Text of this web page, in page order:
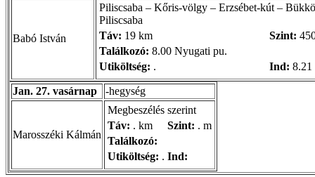
Babó István
Piliscsaba – Kőris-völgy – Erzsébet-kút –
Piliscsaba
Táv: 19 km Szint:
Találkozó: 8.00 Nyugati pu.
Utiköltség: . Ind: 8.21
Jan. 27. vasárnap -hegység
Marosszéki Kálmán
Megbeszélés szerint
Táv: . km Szint: . m
Találkozó:
Utiköltség: . Ind: